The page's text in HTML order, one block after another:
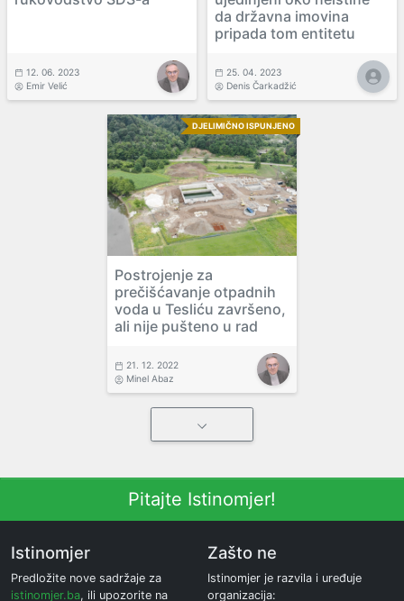
12. 06. 2023
Emir Velić
da državna imovina
pripada tom entitetu
25. 04. 2023
Denis Čarkadžić
DJELIMIČNO ISPUNJENO
Postrojenje za
prečišćavanje otpadnih
voda u Tesliću završeno,
ali nije pušteno u rad
21. 12. 2022
Minel Abaz
Pitajte Istinomjer!
Istinomjer
Predložite nove sadržaje za
istinomjer.ba, ili upozorite na
Zašto ne
Istinomjer je razvila i uređuje
organizacija: